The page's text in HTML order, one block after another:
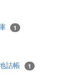
1
詰帳 1